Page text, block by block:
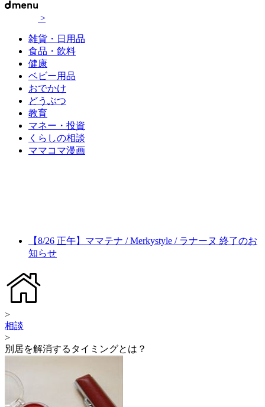
>
雑貨・日用品
食品・飲料
健康
ベビー用品
おでかけ
どうぶつ
教育
マネー・投資
くらしの相談
ママコマ漫画
【8/26 正午】ママテナ / Merkystyle / ラナーヌ 終了のお
知らせ
>
相談
>
別居を解消するタイミングとは？